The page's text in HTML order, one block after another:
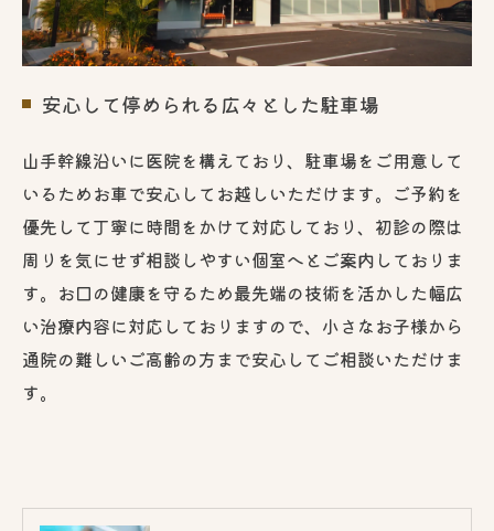
安心して停められる広々とした駐車場
山手幹線沿いに医院を構えており、駐車場をご用意して
いるためお車で安心してお越しいただけます。ご予約を
優先して丁寧に時間をかけて対応しており、初診の際は
周りを気にせず相談しやすい個室へとご案内しておりま
す。お口の健康を守るため最先端の技術を活かした幅広
い治療内容に対応しておりますので、小さなお子様から
通院の難しいご高齢の方まで安心してご相談いただけま
す。